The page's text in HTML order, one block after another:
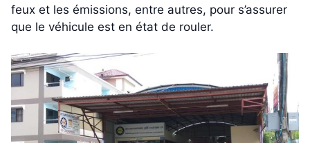
feux et les émissions, entre autres, pour s’assurer
que le véhicule est en état de rouler.